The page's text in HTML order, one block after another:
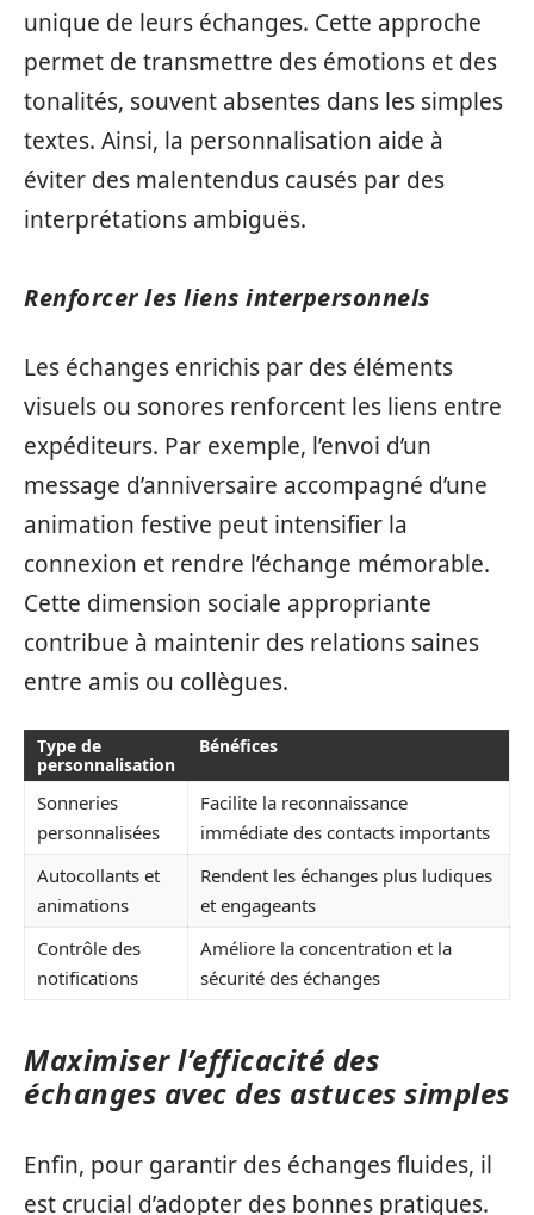
unique de leurs échanges. Cette approche
permet de transmettre des émotions et des
tonalités, souvent absentes dans les simples
textes. Ainsi, la personnalisation aide à
éviter des malentendus causés par des
interprétations ambiguës.
Renforcer les liens interpersonnels
Les échanges enrichis par des éléments
visuels ou sonores renforcent les liens entre
expéditeurs. Par exemple, l’envoi d’un
message d’anniversaire accompagné d’une
animation festive peut intensifier la
connexion et rendre l’échange mémorable.
Cette dimension sociale appropriante
contribue à maintenir des relations saines
entre amis ou collègues.
Type de
personnalisation
Bénéfices
Sonneries
personnalisées
Facilite la reconnaissance
immédiate des contacts importants
Autocollants et
animations
Rendent les échanges plus ludiques
et engageants
Contrôle des
notifications
Améliore la concentration et la
sécurité des échanges
Maximiser l’efficacité des
échanges avec des astuces simples
Enfin, pour garantir des échanges fluides, il
est crucial d’adopter des bonnes pratiques.